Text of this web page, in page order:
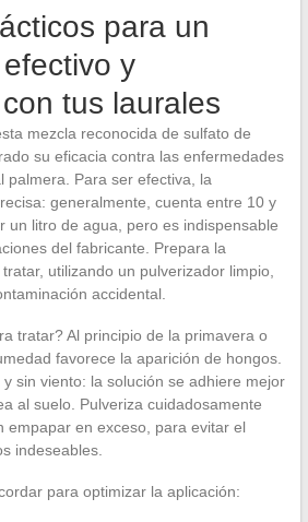
para un
y
tus laurales
mezcla reconocida de sulfato de
su eficacia contra las enfermedades
palmera. Para ser efectiva, la
generalmente, cuenta entre 10 y
un litro de agua, pero es indispensable
del fabricante. Prepara la
utilizando un pulverizador limpio,
accidental.
tratar? Al principio de la primavera o
favorece la aparición de hongos.
sin viento: la solución se adhiere mejor
al suelo. Pulveriza cuidadosamente
empapar en exceso, para evitar el
indeseables.
para optimizar la aplicación: